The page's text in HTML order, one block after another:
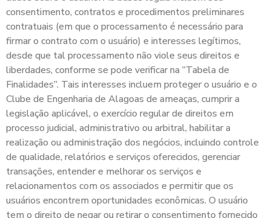
consentimento, contratos e procedimentos preliminares
contratuais (em que o processamento é necessário para
firmar o contrato com o usuário) e interesses legítimos,
desde que tal processamento não viole seus direitos e
liberdades, conforme se pode verificar na “Tabela de
Finalidades”. Tais interesses incluem proteger o usuário e o
Clube de Engenharia de Alagoas de ameaças, cumprir a
legislação aplicável, o exercício regular de direitos em
processo judicial, administrativo ou arbitral, habilitar a
realização ou administração dos negócios, incluindo controle
de qualidade, relatórios e serviços oferecidos, gerenciar
transações, entender e melhorar os serviços e
relacionamentos com os associados e permitir que os
usuários encontrem oportunidades econômicas. O usuário
tem o direito de negar ou retirar o consentimento fornecido